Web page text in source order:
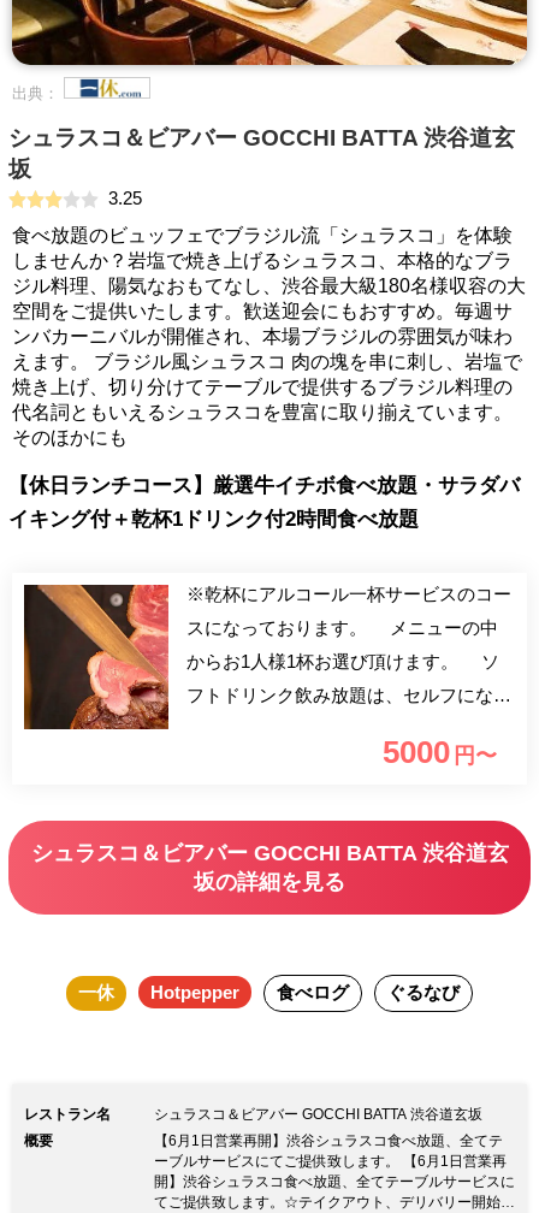
出典：
シュラスコ＆ビアバー GOCCHI BATTA 渋谷道玄
坂
3.25
食べ放題のビュッフェでブラジル流「シュラスコ」を体験
しませんか？岩塩で焼き上げるシュラスコ、本格的なブラ
ジル料理、陽気なおもてなし、渋谷最大級180名様収容の大
空間をご提供いたします。歓送迎会にもおすすめ。毎週サ
ンバカーニバルが開催され、本場ブラジルの雰囲気が味わ
えます。 ブラジル風シュラスコ 肉の塊を串に刺し、岩塩で
焼き上げ、切り分けてテーブルで提供するブラジル料理の
代名詞ともいえるシュラスコを豊富に取り揃えています。
そのほかにも
【休日ランチコース】厳選牛イチボ食べ放題・サラダバ
イキング付＋乾杯1ドリンク付2時間食べ放題
※乾杯にアルコール一杯サービスのコー
スになっております。 メニューの中
からお1人様1杯お選び頂けます。 ソ
フトドリンク飲み放題は、セルフになり
ガス牛のイチボを、専用の岩塩でシンプ
ぷりのお肉を、お客様のテーブルにて切
り分けます 牛のみならず、豚肉、鶏肉
など本場ブラジルの料理人考案の味付け
存分にご堪能くださいませ。 【サラダ
肉とソーセージを黒豆で煮込んだ料理と
なっており 専用のガーリックライスと
一緒にお召し上がりください。 【ソフ
5000 円〜
シュラスコ＆ビアバー GOCCHI BATTA 渋谷道玄
坂の詳細を見る
一休 Hotpepper 食べログ ぐるなび
レストラン名
シュラスコ＆ビアバー GOCCHI BATTA 渋谷道玄坂
概要
【6月1日営業再開】渋谷シュラスコ食べ放題、全てテ
ーブルサービスにてご提供致します。 【6月1日営業再
開】渋谷シュラスコ食べ放題、全てテーブルサービスに
てご提供致します。☆テイクアウト、デリバリー開始致